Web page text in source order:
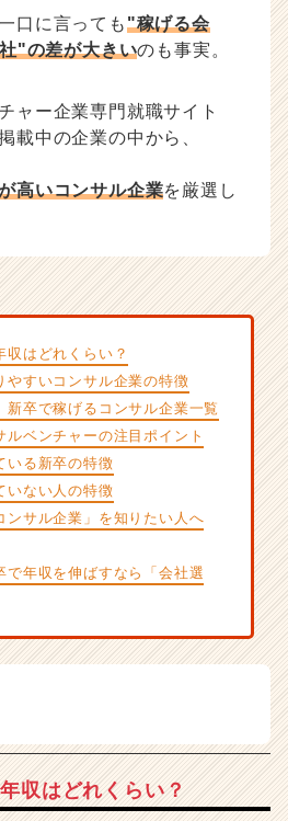
口に言っても"稼げる会
"の差が大きいのも事実。
ャー企業専門就職サイト
載中の企業の中から、
高いコンサル企業を厳選し
収はどれくらい？
やすいコンサル企業の特徴
新卒で稼げるコンサル企業一覧
ルベンチャーの注目ポイント
いる新卒の特徴
いない人の特徴
ンサル企業」を知りたい人へ
で年収を伸ばすなら「会社選
収はどれくらい？